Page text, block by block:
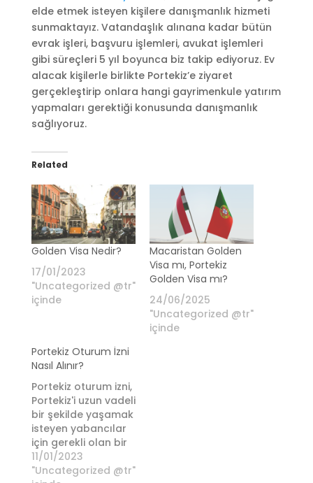
elde etmek isteyen kişilere danışmanlık hizmeti
sunmaktayız. Vatandaşlık alınana kadar bütün
evrak işleri, başvuru işlemleri, avukat işlemleri
gibi süreçleri 5 yıl boyunca biz takip ediyoruz. Ev
alacak kişilerle birlikte Portekiz’e ziyaret
gerçekleştirip onlara hangi gayrimenkule yatırım
yapmaları gerektiği konusunda danışmanlık
sağlıyoruz.
Related
Golden Visa Nedir?
17/01/2023
"Uncategorized @tr"
içinde
Macaristan Golden
Visa mı, Portekiz
Golden Visa mı?
24/06/2025
"Uncategorized @tr"
içinde
Portekiz Oturum İzni
Nasıl Alınır?
Portekiz oturum izni,
Portekiz'i uzun vadeli
bir şekilde yaşamak
isteyen yabancılar
için gerekli olan bir
belgedir. Oturum
izni, yabancıların
11/01/2023
"Uncategorized @tr"